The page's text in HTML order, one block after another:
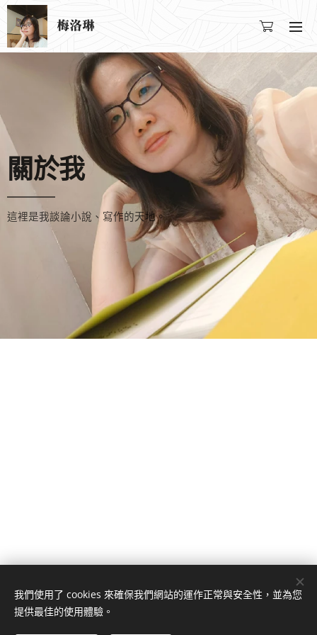
梅洛琳
關於我
這裡是我談論小說、寫作的天地。
我們使用了 cookies 來確保我們網站的運作正常與安全性，並為您
提供最佳的使用體驗。